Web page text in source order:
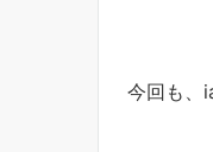
今回も、